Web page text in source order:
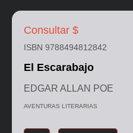
Consultar $
ISBN 9788494812842
El Escarabajo
EDGAR ALLAN POE
AVENTURAS LITERARIAS